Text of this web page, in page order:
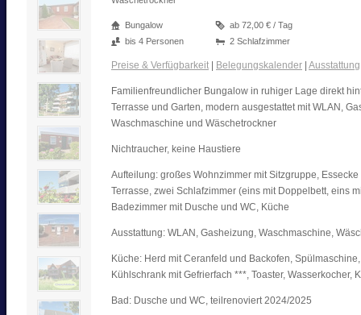
Bungalow
bis 4 Personen
ab 72,00 € / Tag
2 Schlafzimmer
Preise & Verfügbarkeit Belegungskalender Ausstattung
Familienfreundlicher Bungalow in ruhiger Lage direkt
Terrasse und Garten, modern ausgestattet mit WLAN,
Waschmaschine und Wäschetrockner
Nichtraucher, keine Haustiere
Aufteilung: großes Wohnzimmer mit Sitzgruppe,
Terrasse, zwei Schlafzimmer (eins mit Doppelbett, eins
Badezimmer mit Dusche und WC, Küche
Ausstattung: WLAN, Gasheizung, Waschmaschine,
Küche: Herd mit Ceranfeld und Backofen,
Kühlschrank mit Gefrierfach ***, Toaster, Wasserkocher,
Bad: Dusche und WC, teilrenoviert 2024/2025